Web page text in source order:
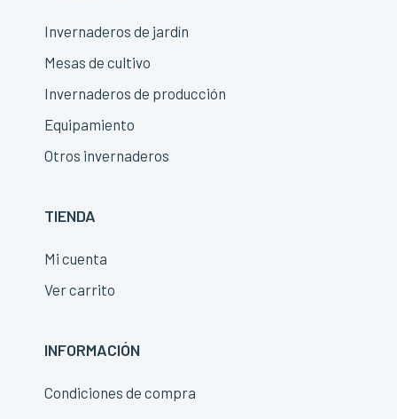
Invernaderos de jardín
Mesas de cultivo
Invernaderos de producción
Equipamiento
Otros invernaderos
TIENDA
Mi cuenta
Ver carrito
INFORMACIÓN
Condiciones de compra